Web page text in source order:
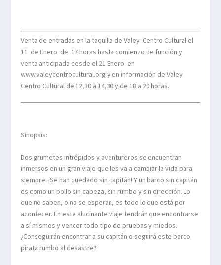
Venta de entradas en la taquilla de Valey Centro Cultural el
11 de Enero de 17 horas hasta comienzo de función y
venta anticipada desde el 21 Enero en
www.valeycentrocultural.org y en información de Valey
Centro Cultural de 12,30 a 14,30 y de 18 a 20 horas.
Sinopsis:
Dos grumetes intrépidos y aventureros se encuentran
inmersos en un gran viaje que les va a cambiar la vida para
siempre. ¡Se han quedado sin capitán! Y un barco sin capitán
es como un pollo sin cabeza, sin rumbo y sin dirección. Lo
que no saben, o no se esperan, es todo lo que está por
acontecer. En este alucinante viaje tendrán que encontrarse
a sí mismos y vencer todo tipo de pruebas y miedos.
¿Conseguirán encontrar a su capitán o seguirá este barco
pirata rumbo al desastre?